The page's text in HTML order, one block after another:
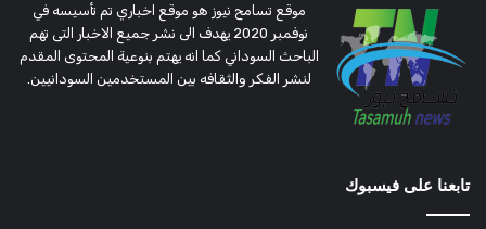
موقع تسامح نيوز هو موقع اخباري تم تأسيسه في
نوفمبر 2020 يهدف الى نشر جميع الاخبار التى تهم
الباحث السوداني كما انه يهتم بنوعية المحتوى المقدم
لنشر الفكر والثقافه بين المستخدمين السودانيين.
تابعنا على فيسبوك